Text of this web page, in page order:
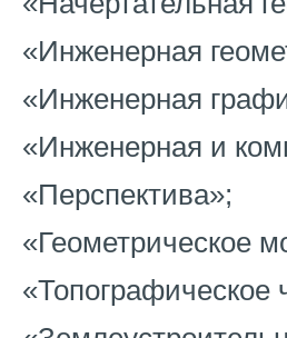
«Инженерная
«Инженерная
«Инженерная и
«Перспектива»;
«Геометрическое
«Топографическое